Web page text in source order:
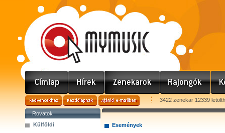
3422 zenekar 12339
Rovatok
Külföldi
Események